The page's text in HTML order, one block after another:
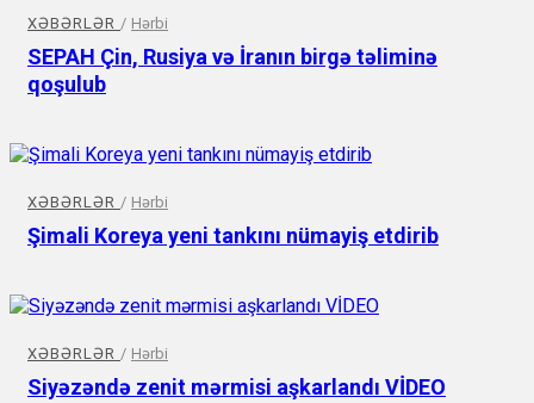
XƏBƏRLƏR / Hərbi
SEPAH Çin, Rusiya və İranın birgə təliminə
qoşulub
XƏBƏRLƏR / Hərbi
Şimali Koreya yeni tankını nümayiş etdirib
XƏBƏRLƏR / Hərbi
Siyəzəndə zenit mərmisi aşkarlandı VİDEO